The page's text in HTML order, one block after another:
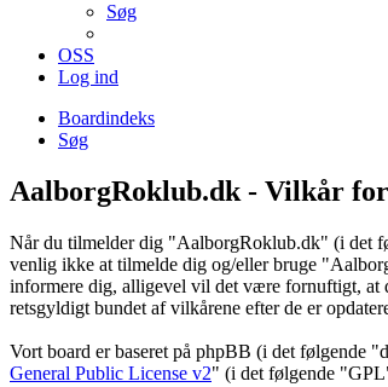
Søg
OSS
Log ind
Boardindeks
Søg
AalborgRoklub.dk - Vilkår for
Når du tilmelder dig "AalborgRoklub.dk" (i det
venlig ikke at tilmelde dig og/eller bruge
informere dig, alligevel vil det være fornuftigt, at
retsgyldigt bundet af vilkårene efter de er
Vort board er baseret på phpBB (i det
General Public License v2" (i det følgende